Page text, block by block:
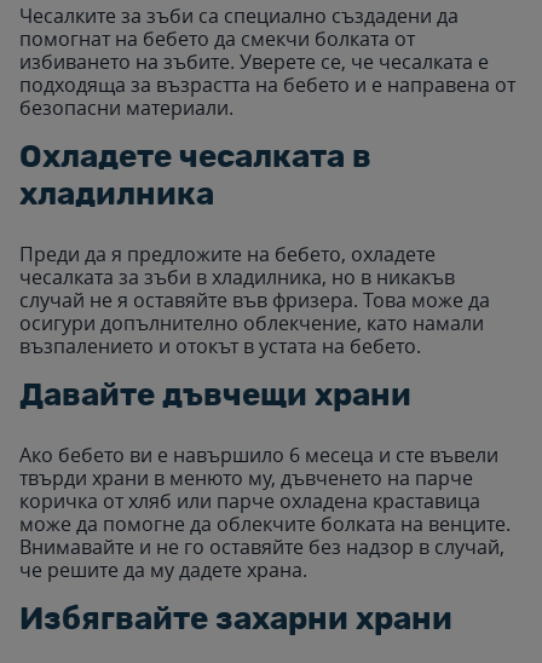
Чесалките за зъби са специално създадени да
помогнат на бебето да смекчи болката от
избиването на зъбите. Уверете се, че чесалката е
подходяща за възрастта на бебето и е направена от
безопасни материали.
Охладете чесалката в
хладилника
Преди да я предложите на бебето, охладете
чесалката за зъби в хладилника, но в никакъв
случай не я оставяйте във фризера. Това може да
осигури допълнително облекчение, като намали
възпалението и отокът в устата на бебето.
Давайте дъвчещи храни
Ако бебето ви е навършило 6 месеца и сте въвели
твърди храни в менюто му, дъвченето на парче
коричка от хляб или парче охладена краставица
може да помогне да облекчите болката на венците.
Внимавайте и не го оставяйте без надзор в случай,
че решите да му дадете храна.
Избягвайте захарни храни